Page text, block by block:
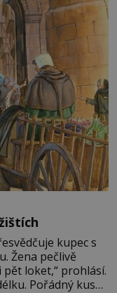
kupec s
Žena pečlivě
pět loket,“ prohlásí.
Pořádný kus